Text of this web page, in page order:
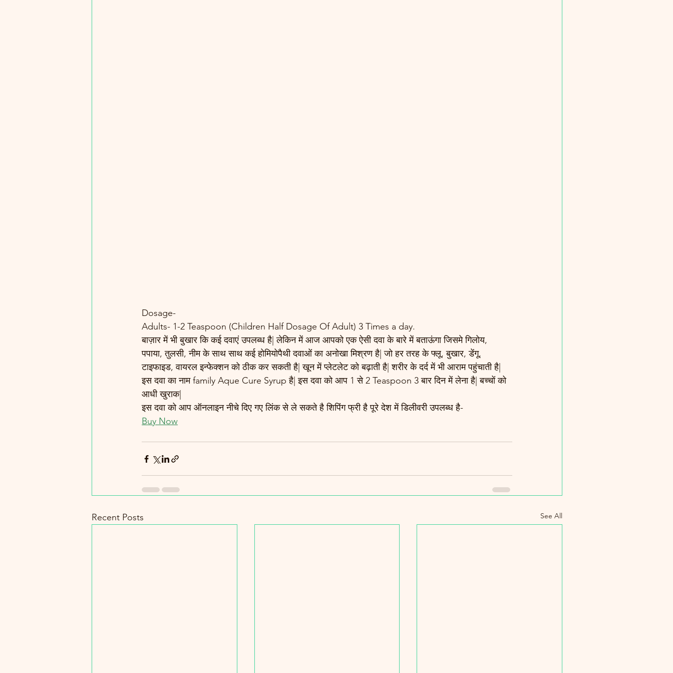
Dosage-
Adults- 1-2 Teaspoon (Children Half Dosage Of Adult) 3 Times a day.
बाज़ार में भी बुखार कि कई दवाएं उपलब्ध है| लेकिन में आज आपको एक ऐसी दवा के बारे में बताऊंगा जिसमे गिलोय,
पपाया, तुलसी, नीम के साथ साथ कई होमियोपैथी दवाओं का अनोखा मिश्रण है| जो हर तरह के फ्लू, बुखार, डेंगू,
टाइफाइड, वायरल इन्फेक्शन को ठीक कर सकती है| खून में प्लेटलेट को बढ़ाती है| शरीर के दर्द में भी आराम पहुंचाती है|
इस दवा का नाम family Aque Cure Syrup है| इस दवा को आप 1 से 2 Teaspoon 3 बार दिन में लेना है| बच्चों को
आधी खुराक|
इस दवा को आप ऑनलाइन नीचे दिए गए लिंक से ले सकते है शिपिंग फ्री है पूरे देश में डिलीवरी उपलब्ध है-
Buy Now
Recent Posts See All